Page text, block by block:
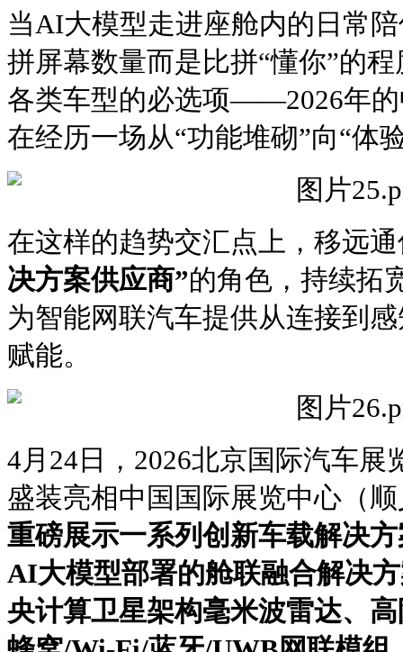
当AI大模型走进座舱内的日常
拼屏幕数量而是比拼“懂你”的
各类车型的必选项——2026年
在经历一场从“功能堆砌”向“体
在这样的趋势交汇点上，移远
决方案供应商”的角色，持续拓
为智能网联汽车提供从连接到
赋能。
4月24日，2026北京国际汽车
盛装亮相中国国际展览中心（
重磅展示一系列创新车载解决
AI大模型部署的舱联融合解决
央计算卫星架构毫米波雷达、